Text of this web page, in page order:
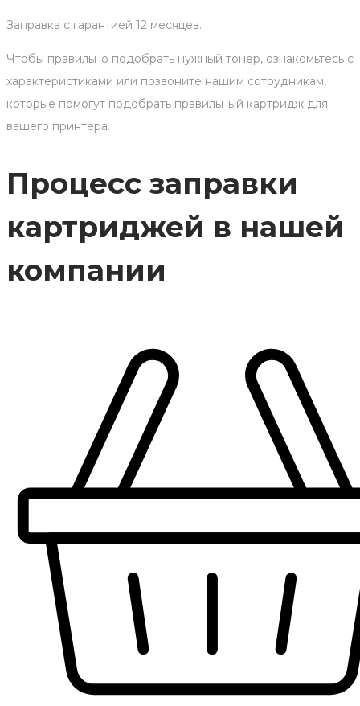
Заправка с гарантией 12 месяцев.
Чтобы правильно подобрать нужный тонер, ознакомьтесь с
характеристиками или позвоните нашим сотрудникам,
которые помогут подобрать правильный картридж для
вашего принтера.
Процесс заправки
картриджей в нашей
компании